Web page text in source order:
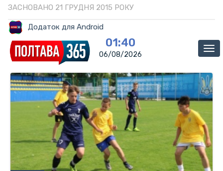
ЗАСНОВАНО 21 ГРУДНЯ 2015 РОКУ
Додаток для Android
01:40
06/08/2026